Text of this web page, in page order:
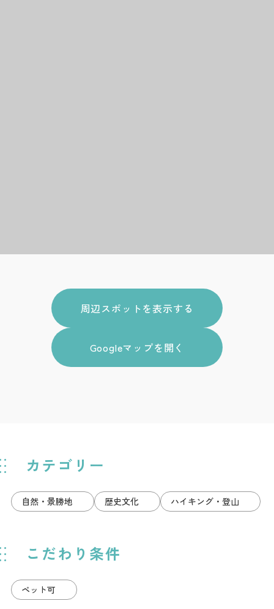
カテゴリー
自然・景勝地 歴史文化 ハイキング・登山
こだわり条件
ペット可
周辺スポットを表示する
Googleマップを開く